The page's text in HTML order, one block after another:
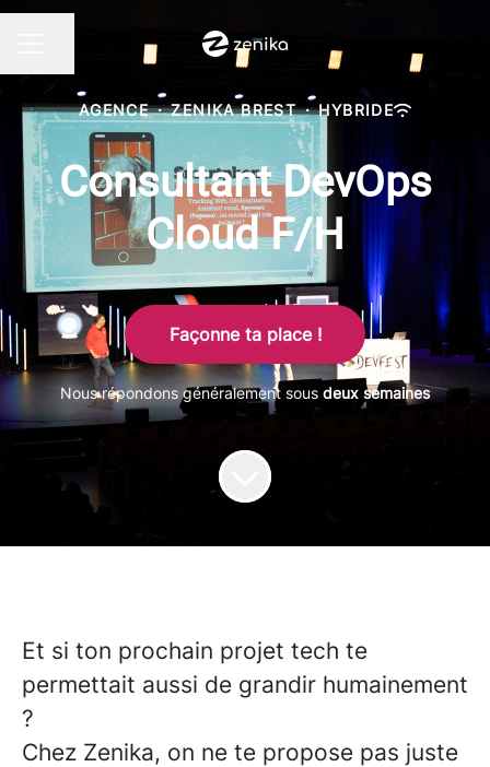
MENU CARRIÈRE
Partager la page
AGENCE · ZENIKA BREST · HYBRIDE
Consultant DevOps
Cloud F/H
Façonne ta place !
Nous répondons généralement sous deux semaines
Et si ton prochain projet tech te
permettait aussi de grandir humainement
?
Chez Zenika, on ne te propose pas juste